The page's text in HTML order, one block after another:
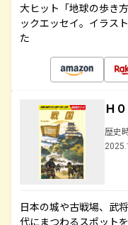
大ヒット「地球の歩き
ックエッセイ。イラス
た
Ｈ
歴史
日本の城や古戦場、武
代にまつわるスポット